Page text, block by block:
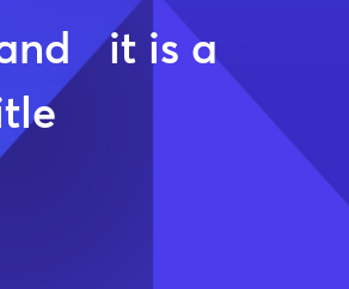
and it is a